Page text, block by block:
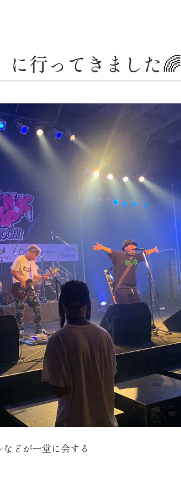
行ってきました🌈
どが一堂に会する